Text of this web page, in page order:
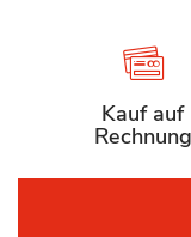
Kauf auf
Rechnung